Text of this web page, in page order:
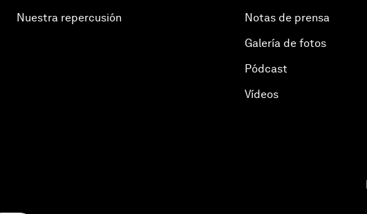
Nuestra repercusión
Notas de prensa
Galería de fotos
Pódcast
Vídeos